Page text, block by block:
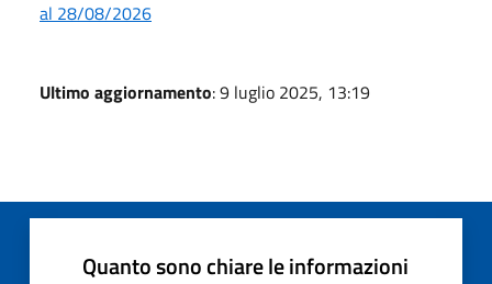
al 28/08/2026
Ultimo aggiornamento: 9 luglio 2025, 13:19
Quanto sono chiare le informazioni